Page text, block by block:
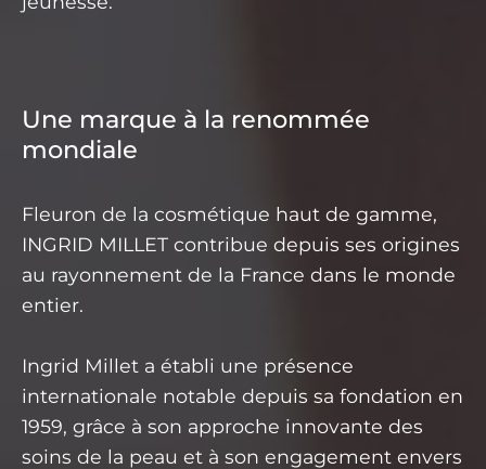
Une marque à la renommée
mondiale
Fleuron de la cosmétique haut de gamme,
INGRID MILLET contribue depuis ses origines
au rayonnement de la France dans le monde
entier.
Ingrid Millet a établi une présence
internationale notable depuis sa fondation en
1959, grâce à son approche innovante des
soins de la peau et à son engagement envers